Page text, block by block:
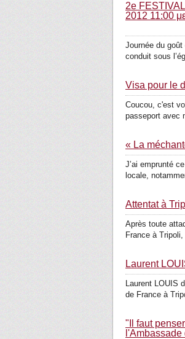
2e
2012 11:00
Journée du
conduit sous
Visa pour le
Coucou, c'est
passeport avec
« La
J’ai emprunté
locale,
Attentat à
Après toute
France à
Laurent
Laurent LOUIS
de France à
"Il faut